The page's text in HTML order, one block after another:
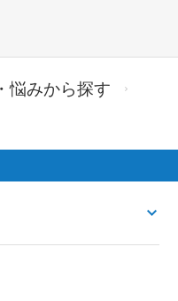
悩みから探す